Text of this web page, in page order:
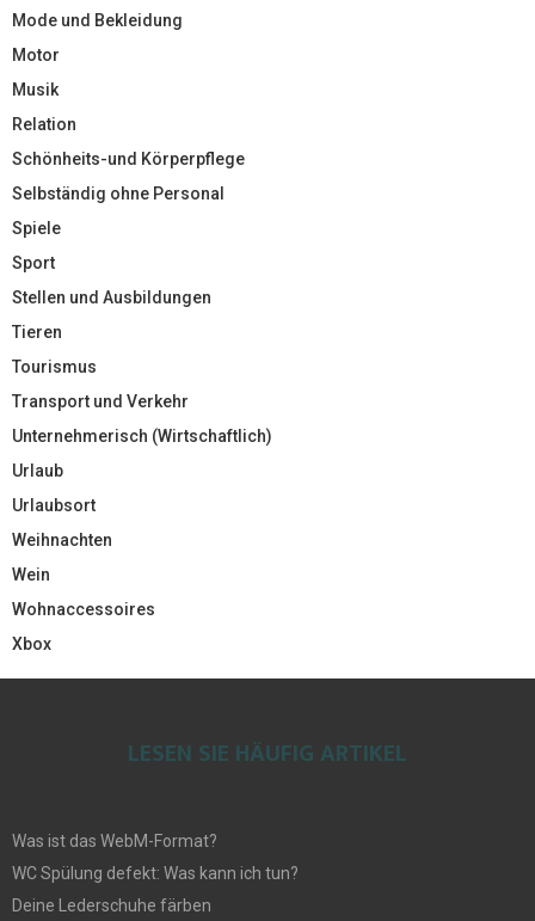
Mode und Bekleidung
Motor
Musik
Relation
Schönheits-und Körperpflege
Selbständig ohne Personal
Spiele
Sport
Stellen und Ausbildungen
Tieren
Tourismus
Transport und Verkehr
Unternehmerisch (Wirtschaftlich)
Urlaub
Urlaubsort
Weihnachten
Wein
Wohnaccessoires
Xbox
LESEN SIE HÄUFIG ARTIKEL
Was ist das WebM-Format?
WC Spülung defekt: Was kann ich tun?
Deine Lederschuhe färben